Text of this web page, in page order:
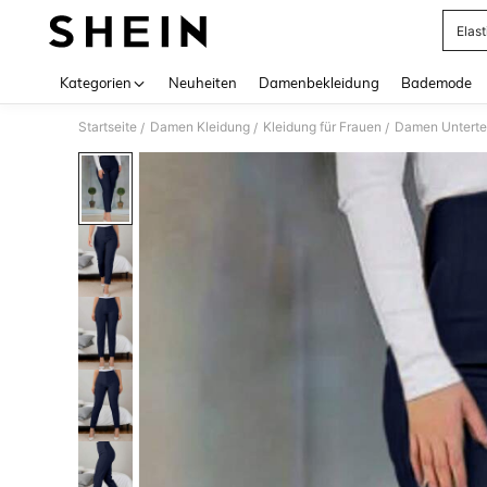
Kategorien Neuheiten Damenbekleidung Bademode
Startseite / Damen Kleidung / Kleidung für Frauen / Damen